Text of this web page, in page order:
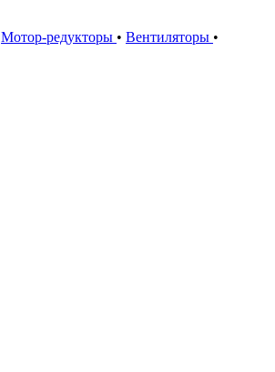
Мотор-редукторы • Вентиляторы •